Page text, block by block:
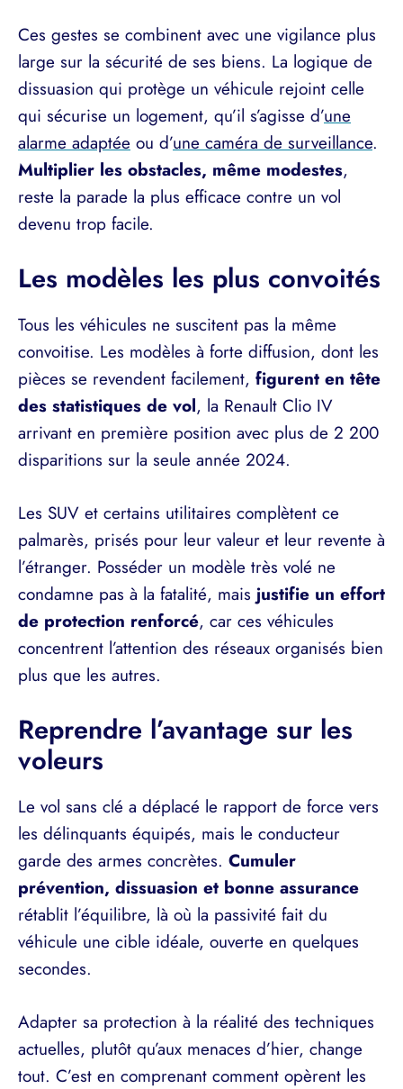
Ces gestes se combinent avec une vigilance plus
large sur la sécurité de ses biens. La logique de
dissuasion qui protège un véhicule rejoint celle
qui sécurise un logement, qu’il s’agisse d’une
alarme adaptée ou d’une caméra de surveillance.
Multiplier les obstacles, même modestes,
reste la parade la plus efficace contre un vol
devenu trop facile.
Les modèles les plus convoités
Tous les véhicules ne suscitent pas la même
convoitise. Les modèles à forte diffusion, dont les
pièces se revendent facilement, figurent en tête
des statistiques de vol, la Renault Clio IV
arrivant en première position avec plus de 2 200
disparitions sur la seule année 2024.
Les SUV et certains utilitaires complètent ce
palmarès, prisés pour leur valeur et leur revente à
l’étranger. Posséder un modèle très volé ne
condamne pas à la fatalité, mais justifie un effort
de protection renforcé, car ces véhicules
concentrent l’attention des réseaux organisés bien
plus que les autres.
Reprendre l’avantage sur les
voleurs
Le vol sans clé a déplacé le rapport de force vers
les délinquants équipés, mais le conducteur
garde des armes concrètes. Cumuler
prévention, dissuasion et bonne assurance
rétablit l’équilibre, là où la passivité fait du
véhicule une cible idéale, ouverte en quelques
secondes.
Adapter sa protection à la réalité des techniques
actuelles, plutôt qu’aux menaces d’hier, change
tout. C’est en comprenant comment opèrent les